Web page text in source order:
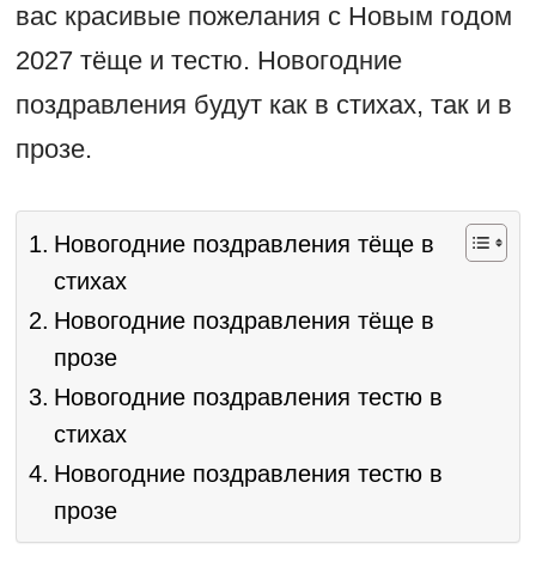
вас красивые пожелания с Новым годом
2027 тёще и тестю. Новогодние
поздравления будут как в стихах, так и в
прозе.
Новогодние поздравления тёще в
стихах
Новогодние поздравления тёще в
прозе
Новогодние поздравления тестю в
стихах
Новогодние поздравления тестю в
прозе